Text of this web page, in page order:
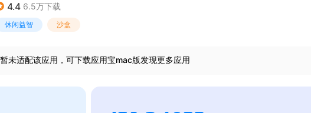
4.4 6.5万下载
休闲益智 沙盒
未适配该应用，可下载应用宝mac版发现更多应用